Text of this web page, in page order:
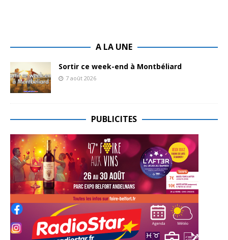
A LA UNE
Sortir ce week-end à Montbéliard
7 août 2026
PUBLICITES